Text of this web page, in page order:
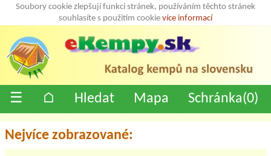
Soubory cookie zlepšují funkci stránek, používáním těchto stránek
souhlasíte s použitím cookie více informací
☰ ⌂ Hledat Mapa Schránka(0)
Nejvíce zobrazované: